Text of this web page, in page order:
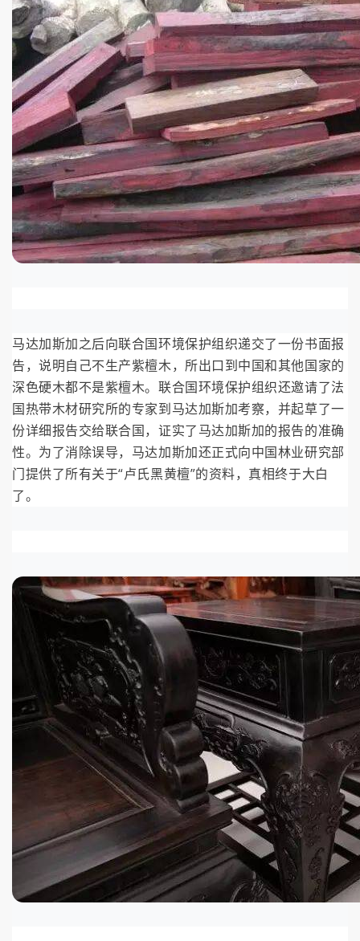
马达加斯加之后向联合国环境保护组织递交了一份书面报
告，说明自己不生产紫檀木，所出口到中国和其他国家的
深色硬木都不是紫檀木。联合国环境保护组织还邀请了法
国热带木材研究所的专家到马达加斯加考察，并起草了一
份详细报告交给联合国，证实了马达加斯加的报告的准确
性。为了消除误导，马达加斯加还正式向中国林业研究部
门提供了所有关于“卢氏黑黄檀”的资料，真相终于大白
了。